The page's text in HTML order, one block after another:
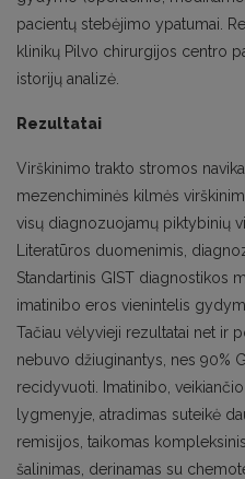
pacientų stebėjimo ypatumai.
klinikų Pilvo chirurgijos centro
istorijų analizė.
Rezultatai
Virškinimo trakto stromos
mezenchiminės kilmės
visų diagnozuojamų piktybinių
Literatūros duomenimis,
Standartinis GIST diagnostikos
imatinibo eros vienintelis
Tačiau vėlyvieji rezultatai net ir
nebuvo džiuginantys, nes 90%
recidyvuoti. Imatinibo,
lygmenyje, atradimas suteikė
remisijos, taikomas
šalinimas, derinamas su